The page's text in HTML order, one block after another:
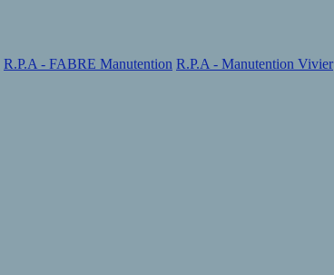
R.P.A - FABRE Manutention R.P.A - Manutention Vivier